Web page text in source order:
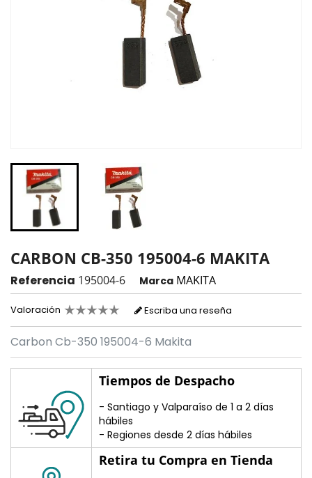
CARBON CB-350 195004-6 MAKITA
Referencia 195004-6 Marca MAKITA
Valoración Escriba una reseña
Carbon Cb-350 195004-6 Makita
Tiempos de Despacho
- Santiago y Valparaíso de 1 a 2 días
hábiles
- Regiones desde 2 días hábiles
Retira tu Compra en Tienda